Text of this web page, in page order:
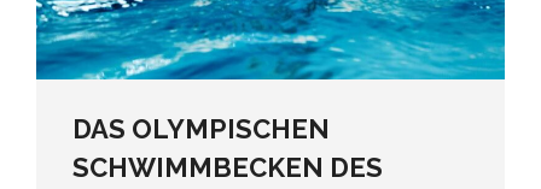
DAS OLYMPISCHEN
SCHWIMMBECKEN DES